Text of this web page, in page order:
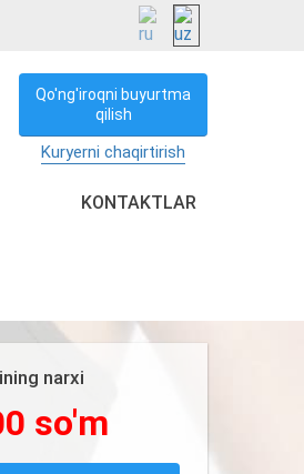
Qo'ng'iroqni buyurtma
qilish
Kuryerni chaqirtirish
KONTAKTLAR
narxi
so'm